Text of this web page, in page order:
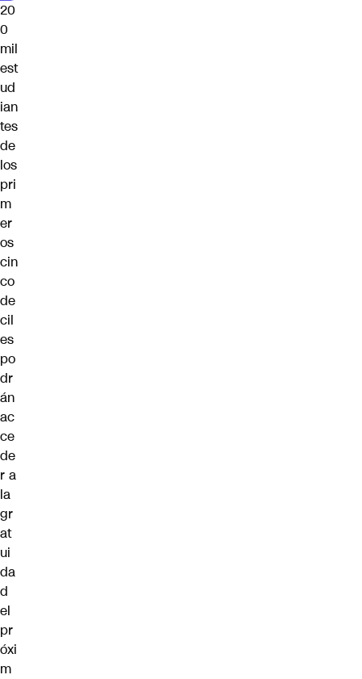
20
0
mil
est
ud
ian
tes
de
los
pri
m
er
os
cin
co
de
cil
es
po
dr
án
ac
ce
de
r a
la
gr
at
ui
da
d
el
pr
óxi
m